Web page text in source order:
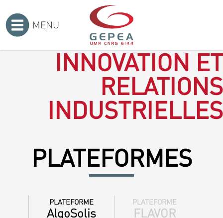
MENU
INNOVATION ET
RELATIONS
INDUSTRIELLES
PLATEFORMES
PLATEFORME
AlgoSolis
PLATEFORME
FLAVOR